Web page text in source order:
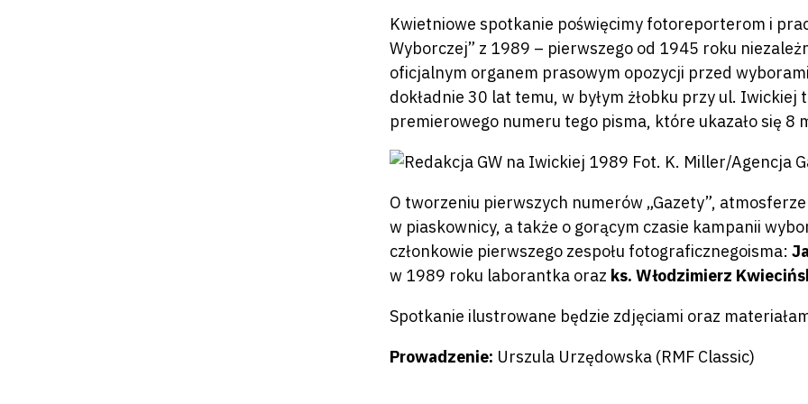
Kwietniowe spotkanie poświęcimy fotoreporterom i
Wyborczej” z 1989 – pierwszego od 1945 roku
oficjalnym organem prasowym opozycji przed
dokładnie 30 lat temu, w byłym żłobku przy ul.
premierowego numeru tego pisma, które ukazało się 8
O tworzeniu pierwszych numerów „Gazety”,
w piaskownicy, a także o gorącym czasie kampanii
członkowie pierwszego zespołu fotograficznegoisma:
w 1989 roku laborantka oraz ks. Włodzimierz
Spotkanie ilustrowane będzie zdjęciami oraz
Prowadzenie: Urszula Urzędowska (RMF Classic)